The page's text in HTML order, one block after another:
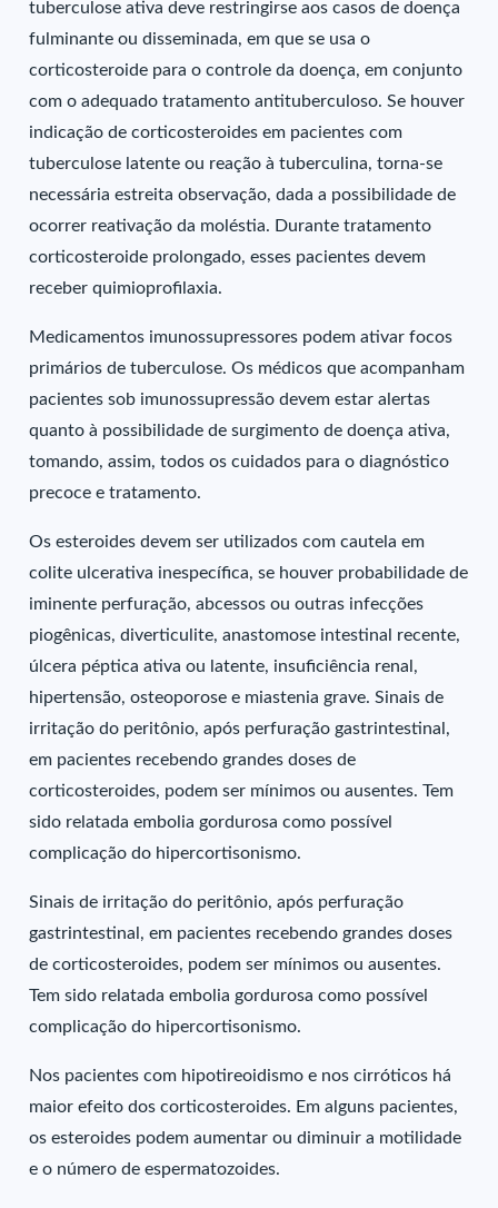
tuberculose ativa deve restringirse aos casos de doença
fulminante ou disseminada, em que se usa o
corticosteroide para o controle da doença, em conjunto
com o adequado tratamento antituberculoso. Se houver
indicação de corticosteroides em pacientes com
tuberculose latente ou reação à tuberculina, torna-se
necessária estreita observação, dada a possibilidade de
ocorrer reativação da moléstia. Durante tratamento
corticosteroide prolongado, esses pacientes devem
receber quimioprofilaxia.
Medicamentos imunossupressores podem ativar focos
primários de tuberculose. Os médicos que acompanham
pacientes sob imunossupressão devem estar alertas
quanto à possibilidade de surgimento de doença ativa,
tomando, assim, todos os cuidados para o diagnóstico
precoce e tratamento.
Os esteroides devem ser utilizados com cautela em
colite ulcerativa inespecífica, se houver probabilidade de
iminente perfuração, abcessos ou outras infecções
piogênicas, diverticulite, anastomose intestinal recente,
úlcera péptica ativa ou latente, insuficiência renal,
hipertensão, osteoporose e miastenia grave. Sinais de
irritação do peritônio, após perfuração gastrintestinal,
em pacientes recebendo grandes doses de
corticosteroides, podem ser mínimos ou ausentes. Tem
sido relatada embolia gordurosa como possível
complicação do hipercortisonismo.
Sinais de irritação do peritônio, após perfuração
gastrintestinal, em pacientes recebendo grandes doses
de corticosteroides, podem ser mínimos ou ausentes.
Tem sido relatada embolia gordurosa como possível
complicação do hipercortisonismo.
Nos pacientes com hipotireoidismo e nos cirróticos há
maior efeito dos corticosteroides. Em alguns pacientes,
os esteroides podem aumentar ou diminuir a motilidade
e o número de espermatozoides.